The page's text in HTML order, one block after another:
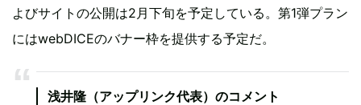
よびサイトの公開は2月下旬を予定している。第1弾プラン
にはwebDICEのバナー枠を提供する予定だ。
浅井隆（アップリンク代表）のコメント